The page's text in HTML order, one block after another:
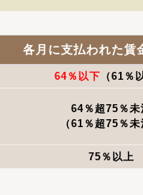
各月に支払われた賃
64％以下 （61％
64％超75％未
（61％超75％未
75％以上